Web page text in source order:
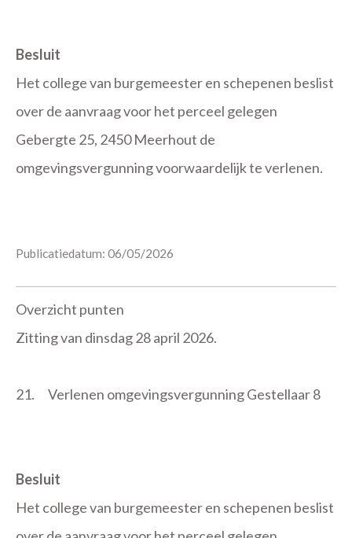
Besluit
Het college van burgemeester en schepenen beslist
over de aanvraag voor het perceel gelegen
Gebergte 25, 2450 Meerhout de
omgevingsvergunning voorwaardelijk te verlenen.
Publicatiedatum: 06/05/2026
Overzicht punten
Zitting van dinsdag 28 april 2026.
21. Verlenen omgevingsvergunning Gestellaar 8
Besluit
Het college van burgemeester en schepenen beslist